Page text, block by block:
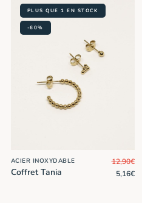
-60%
PLUS QUE 1 EN STOCK
ACIER INOXYDABLE
Coffret Tania
12,90€
5,16€